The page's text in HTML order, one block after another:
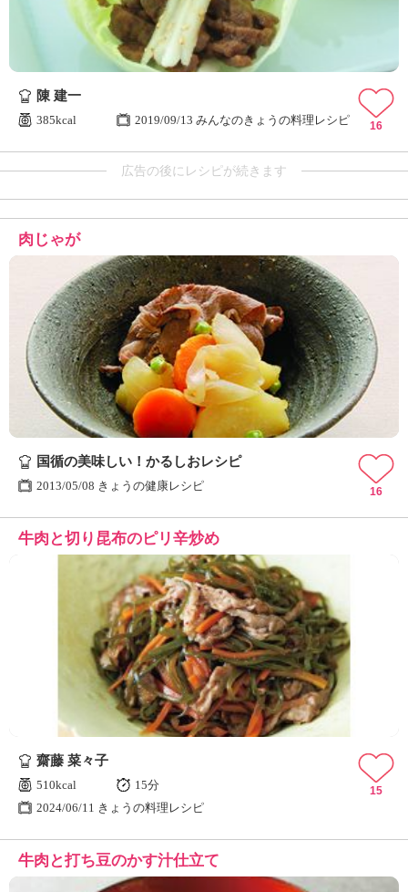
陳 建一
385kcal 2019/09/13 みんなのきょうの料理レシピ 16
広告の後にレシピが続きます
肉じゃが
国循の美味しい！かるしおレシピ
2013/05/08 きょうの健康レシピ 16
牛肉と切り昆布のピリ辛炒め
齋藤 菜々子
510kcal
15分
2024/06/11 きょうの料理レシピ
15
牛肉と打ち豆のかす汁仕立て